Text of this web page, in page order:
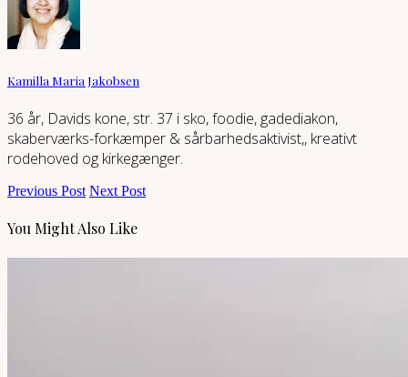
Kamilla Maria Jakobsen
36 år, Davids kone, str. 37 i sko, foodie, gadediakon,
skaberværks-forkæmper & sårbarhedsaktivist,, kreativt
rodehoved og kirkegænger.
Previous Post Next Post
You Might Also Like